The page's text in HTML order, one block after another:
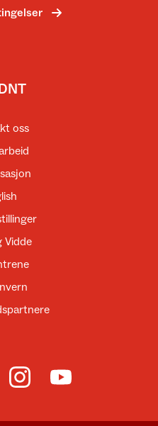
oss
Vidde
på Facebook
Til DNT på Instagram
Til DNT på YouTube